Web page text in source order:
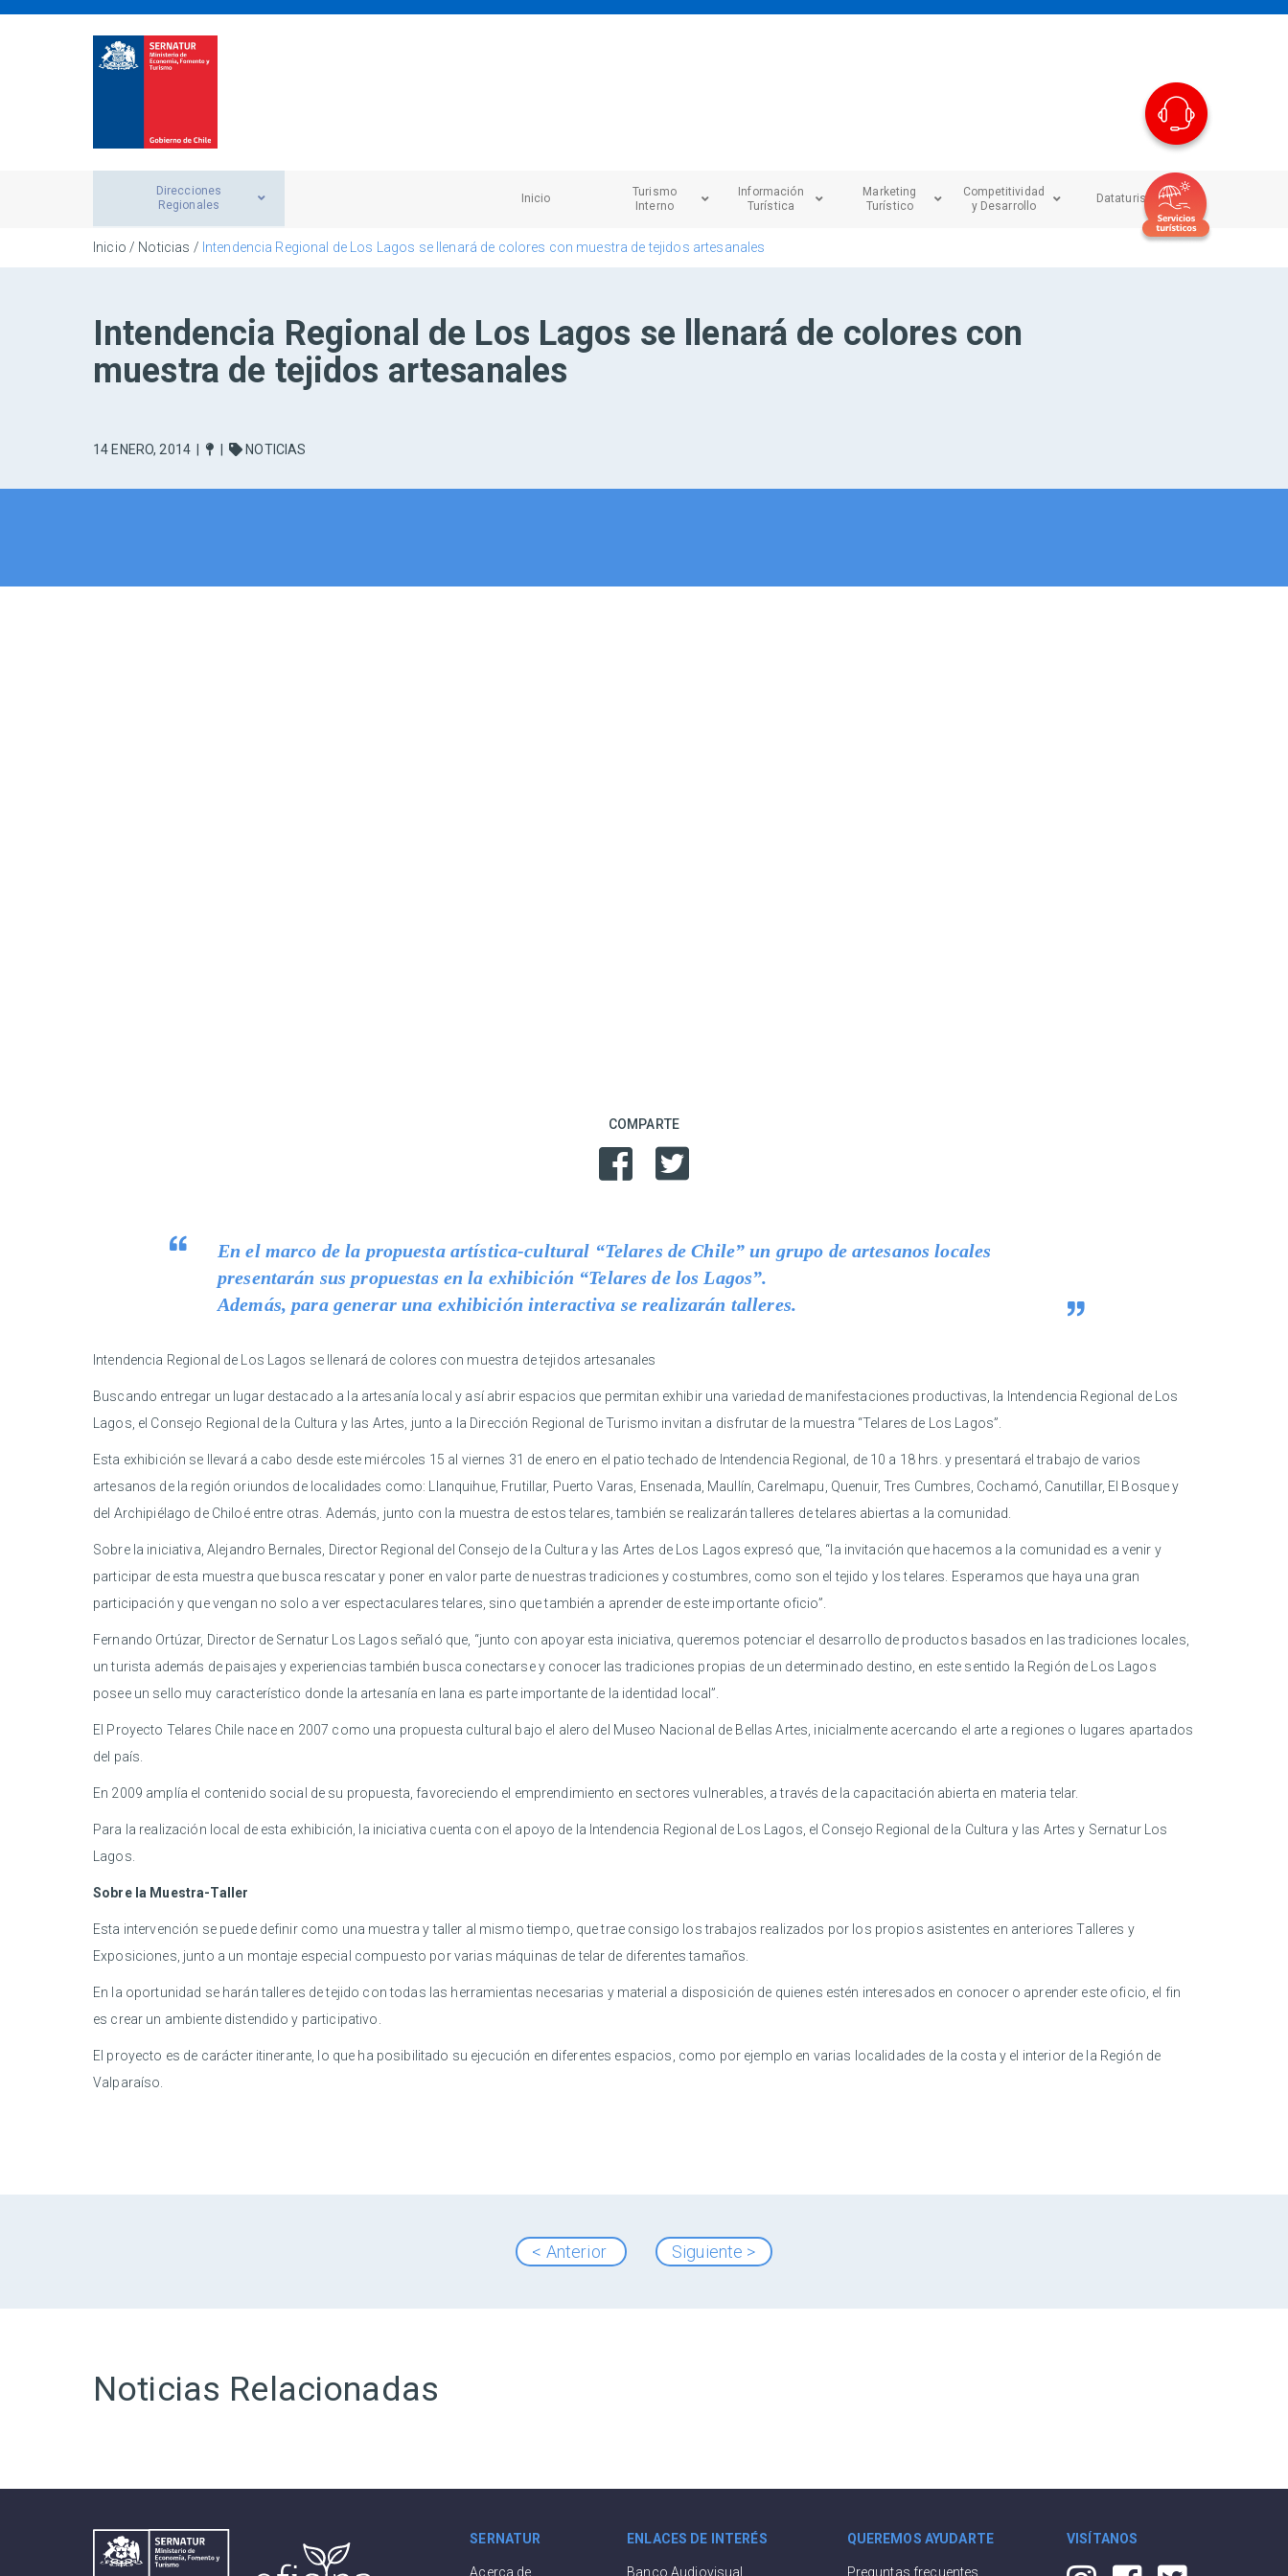
Direcciones
Regionales
Inicio
Turismo
Interno
Información
Turística
Marketing
Turístico
Competitividad
y Desarrollo
Dataturismo
Inicio / Noticias / Intendencia Regional de Los Lagos se llenará de colores con muestra de tejidos artesanales
Intendencia Regional de Los Lagos se llenará de colores con
muestra de tejidos artesanales
14 ENERO, 2014 NOTICIAS
COMPARTE
En el marco de la propuesta artística-cultural “Telares de Chile” un grupo de artesanos locales
presentarán sus propuestas en la exhibición “Telares de los Lagos”.
Además, para generar una exhibición interactiva se realizarán talleres.
Intendencia Regional de Los Lagos se llenará de colores con muestra de tejidos artesanales
Buscando entregar un lugar destacado a la artesanía local y así abrir espacios que permitan exhibir una variedad de manifestaciones productivas, la Intendencia Regional de Los
Lagos, el Consejo Regional de la Cultura y las Artes, junto a la Dirección Regional de Turismo invitan a disfrutar de la muestra “Telares de Los Lagos”.
Esta exhibición se llevará a cabo desde este miércoles 15 al viernes 31 de enero en el patio techado de Intendencia Regional, de 10 a 18 hrs. y presentará el trabajo de varios
artesanos de la región oriundos de localidades como: Llanquihue, Frutillar, Puerto Varas, Ensenada, Maullín, Carelmapu, Quenuir, Tres Cumbres, Cochamó, Canutillar, El Bosque y
del Archipiélago de Chiloé entre otras. Además, junto con la muestra de estos telares, también se realizarán talleres de telares abiertas a la comunidad.
Sobre la iniciativa, Alejandro Bernales, Director Regional del Consejo de la Cultura y las Artes de Los Lagos expresó que, “la invitación que hacemos a la comunidad es a venir y
participar de esta muestra que busca rescatar y poner en valor parte de nuestras tradiciones y costumbres, como son el tejido y los telares. Esperamos que haya una gran
participación y que vengan no solo a ver espectaculares telares, sino que también a aprender de este importante oficio”.
Fernando Ortúzar, Director de Sernatur Los Lagos señaló que, “junto con apoyar esta iniciativa, queremos potenciar el desarrollo de productos basados en las tradiciones locales,
un turista además de paisajes y experiencias también busca conectarse y conocer las tradiciones propias de un determinado destino, en este sentido la Región de Los Lagos
posee un sello muy característico donde la artesanía en lana es parte importante de la identidad local”.
El Proyecto Telares Chile nace en 2007 como una propuesta cultural bajo el alero del Museo Nacional de Bellas Artes, inicialmente acercando el arte a regiones o lugares apartados
del país.
En 2009 amplía el contenido social de su propuesta, favoreciendo el emprendimiento en sectores vulnerables, a través de la capacitación abierta en materia telar.
Para la realización local de esta exhibición, la iniciativa cuenta con el apoyo de la Intendencia Regional de Los Lagos, el Consejo Regional de la Cultura y las Artes y Sernatur Los
Lagos.
Sobre la Muestra-Taller
Esta intervención se puede definir como una muestra y taller al mismo tiempo, que trae consigo los trabajos realizados por los propios asistentes en anteriores Talleres y
Exposiciones, junto a un montaje especial compuesto por varias máquinas de telar de diferentes tamaños.
En la oportunidad se harán talleres de tejido con todas las herramientas necesarias y material a disposición de quienes estén interesados en conocer o aprender este oficio, el fin
es crear un ambiente distendido y participativo.
El proyecto es de carácter itinerante, lo que ha posibilitado su ejecución en diferentes espacios, como por ejemplo en varias localidades de la costa y el interior de la Región de
Valparaíso.
< Anterior Siguiente >
Noticias Relacionadas
SERNATUR
Acerca de
ENLACES DE INTERÉS
Banco Audiovisual
QUEREMOS AYUDARTE
Preguntas frecuentes
VISÍTANOS